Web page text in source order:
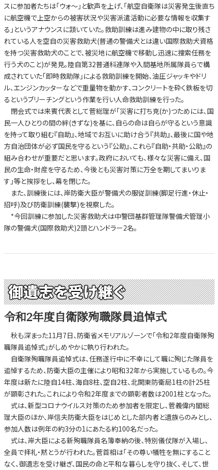
スに参加者たちは「ウォ～」と歓声を上げ、「航空自衛隊は災害発生後直ち
に航空機で上空からの被害状況や災害派遣活動に必要な情報を収集す
る」というアナウンスに頷いていた。救助訓練は進み建物の中に取り残さ
れている人を空自の災害救助犬(普通の警備犬とは違い国際救助犬資格
を持つ災害救助犬のことで、被災地に航空機で移動し迅速に捜索任務を
行う犬のこと)が発見。陸自第32普通科連隊や入間基地所属隊員らで構
成されていた「即時救助隊」による救助訓練を開始、油圧ジャッキやドリ
ル、エンジンカッターなどで重量物を動かす、コンクリートを砕く鉄板を切
るというブリーチングという作業を行い人命救助訓練を行った。
閉会式では来賓代表として菅総理が「災害に打ち克(か)つためには、国
民一人ひとりの間の絆(きずな)を基に、自らの命は自らが守るという意識
を持って取り組む『自助』、地域でお互いに助け合う『共助』、最後に国や地
方自治団体が必ず国民を守るという『公助』、これら『自助・共助・公助』の
組み合わせが重要だと思います。政府においても、様々な災害に備え、国
民の生命・財産を守るため、今後とも災害対策に万全を期してまいりま
す」等と挨拶をし、幕を閉じた。
また、訓練後には、岸防衛大臣が警備犬の服従訓練(脚足行進・休止・
招呼)及び防衛訓練(襲撃)を視察した。
*今回訓練に参加した災害救助犬は中警団基群管理隊警備犬管理小
隊の警備犬(国際救助犬)2頭とハンドラー2名。
御遺志を受け継ぐ
令和2年度自衛隊殉職隊員追悼式
秋も深まった11月7日、防衛省メモリアルゾーンで「令和2年度自衛隊殉
職隊員追悼式」がしめやかに執り行われた。
自衛隊殉職隊員追悼式は、任務遂行中に不幸にして職に殉じた隊員を
追悼するため、防衛大臣の主催により昭和32年から実施しているもの。今
年度は新たに陸自14柱、海自8柱、空自2柱、北関東防衛局1柱の計25柱
が顕彰された。これにより令和2年度までの顕彰者数は2001柱となった。
式は、新型コロナウイルス対策のため参加者を限定し、菅義偉内閣総
理大臣のほか、岸信夫防衛大臣をはじめとした部内者と遺族らのみとし、
参加人数は例年の約3分の1にあたる約100名だった。
式は、岸大臣による新殉職隊員名簿奉納の後、特別儀仗隊が入場し、
全員で拝礼・黙とうが行われた。菅首相は「その尊い犠牲を無にすること
なく、御遺志を受け継ぎ、国民の命と平和な暮らしを守り抜く、そして、世